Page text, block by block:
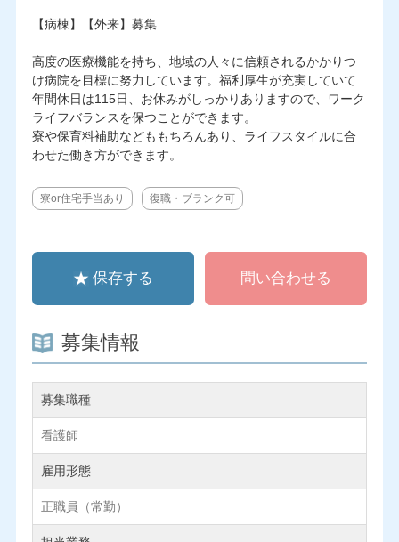
【病棟】【外来】募集
高度の医療機能を持ち、地域の人々に信頼されるかかりつ
け病院を目標に努力しています。福利厚生が充実していて
年間休日は115日、お休みがしっかりありますので、ワーク
ライフバランスを保つことができます。
寮や保育料補助などももちろんあり、ライフスタイルに合
わせた働き方ができます。
寮or住宅手当あり 復職・ブランク可
保存する 問い合わせる
募集情報
募集職種
看護師
雇用形態
正職員（常勤）